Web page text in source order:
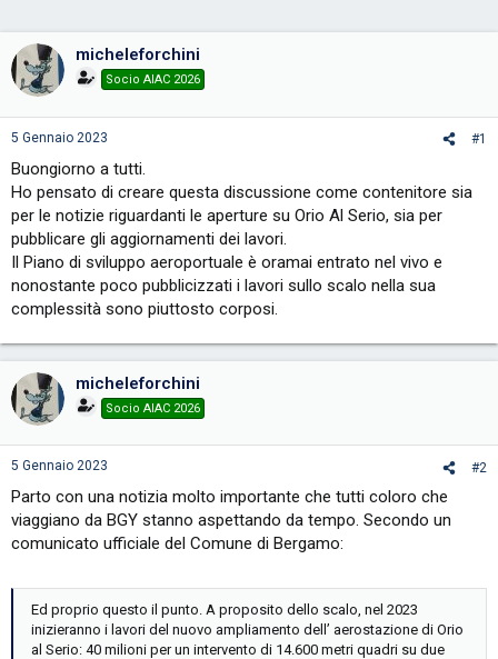
micheleforchini
Socio AIAC 2026
5 Gennaio 2023 #1
Buongiorno a tutti.
Ho pensato di creare questa discussione come contenitore sia
per le notizie riguardanti le aperture su Orio Al Serio, sia per
pubblicare gli aggiornamenti dei lavori.
Il Piano di sviluppo aeroportuale è oramai entrato nel vivo e
nonostante poco pubblicizzati i lavori sullo scalo nella sua
complessità sono piuttosto corposi.
micheleforchini
Socio AIAC 2026
5 Gennaio 2023 #2
Parto con una notizia molto importante che tutti coloro che
viaggiano da BGY stanno aspettando da tempo. Secondo un
comunicato ufficiale del Comune di Bergamo:
Ed proprio questo il punto. A proposito dello scalo, nel 2023
inizieranno i lavori del nuovo ampliamento dell’ aerostazione di Orio
al Serio: 40 milioni per un intervento di 14.600 metri quadri su due